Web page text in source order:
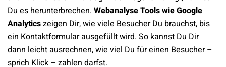
Du es herunterbrechen. Webanalyse Tools wie Google
Analyticszeigen Dir, wie viele Besucher Du brauchst, bis
ein Kontaktformular ausgefüllt wird. So kannst Du Dir
dann leicht ausrechnen, wie viel Du für einen Besucher –
sprich Klick – zahlen darfst.